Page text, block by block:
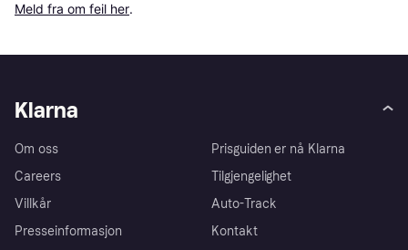
Meld fra om feil her.
Klarna
Om oss
Careers
Villkår
Presseinformasjon
Prisguiden er nå Klarna
Tilgjengelighet
Auto-Track
Kontakt